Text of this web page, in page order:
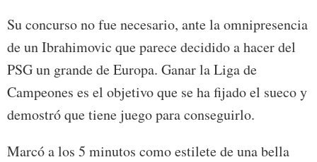
Su concurso no fue necesario, ante la omnipresencia
de un Ibrahimovic que parece decidido a hacer del
PSG un grande de Europa. Ganar la Liga de
Campeones es el objetivo que se ha fijado el sueco y
demostró que tiene juego para conseguirlo.
Marcó a los 5 minutos como estilete de una bella